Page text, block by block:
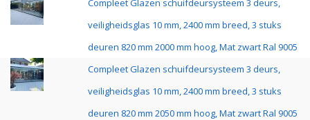
Compleet Glazen schuifdeursysteem 3 deurs,
veiligheidsglas 10 mm, 2400 mm breed, 3 stuks
deuren 820 mm 2000 mm hoog, Mat zwart Ral 9005
Compleet Glazen schuifdeursysteem 3 deurs,
veiligheidsglas 10 mm, 2400 mm breed, 3 stuks
deuren 820 mm 2050 mm hoog, Mat zwart Ral 9005